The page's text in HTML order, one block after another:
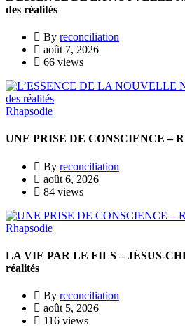
des réalités
By reconciliation
août 7, 2026
66 views
Rhapsodie
UNE PRISE DE CONSCIENCE –
By reconciliation
août 6, 2026
84 views
Rhapsodie
LA VIE PAR LE FILS – JÉSUS-
réalités
By reconciliation
août 5, 2026
116 views